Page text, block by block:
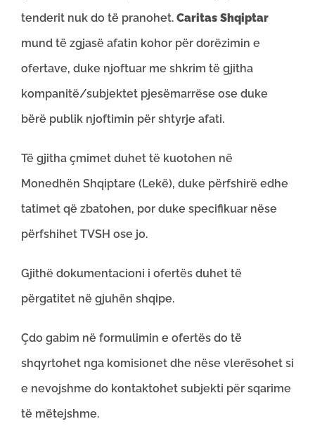
tenderit nuk do të pranohet. Caritas Shqiptar
mund të zgjasë afatin kohor për dorëzimin e
ofertave, duke njoftuar me shkrim të gjitha
kompanitë/subjektet pjesëmarrëse ose duke
bërë publik njoftimin për shtyrje afati.
Të gjitha çmimet duhet të kuotohen në
Monedhën Shqiptare (Lekë), duke përfshirë edhe
tatimet që zbatohen, por duke specifikuar nëse
përfshihet TVSH ose jo.
Gjithë dokumentacioni i ofertës duhet të
përgatitet në gjuhën shqipe.
Çdo gabim në formulimin e ofertës do të
shqyrtohet nga komisionet dhe nëse vlerësohet si
e nevojshme do kontaktohet subjekti për sqarime
të mëtejshme.